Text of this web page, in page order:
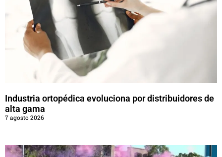
Industria ortopédica evoluciona por distribuidores de
alta gama
7 agosto 2026